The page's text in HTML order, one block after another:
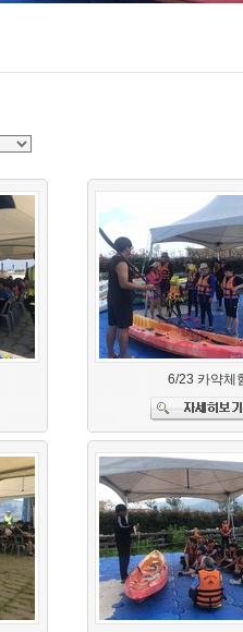
6/23 카약체